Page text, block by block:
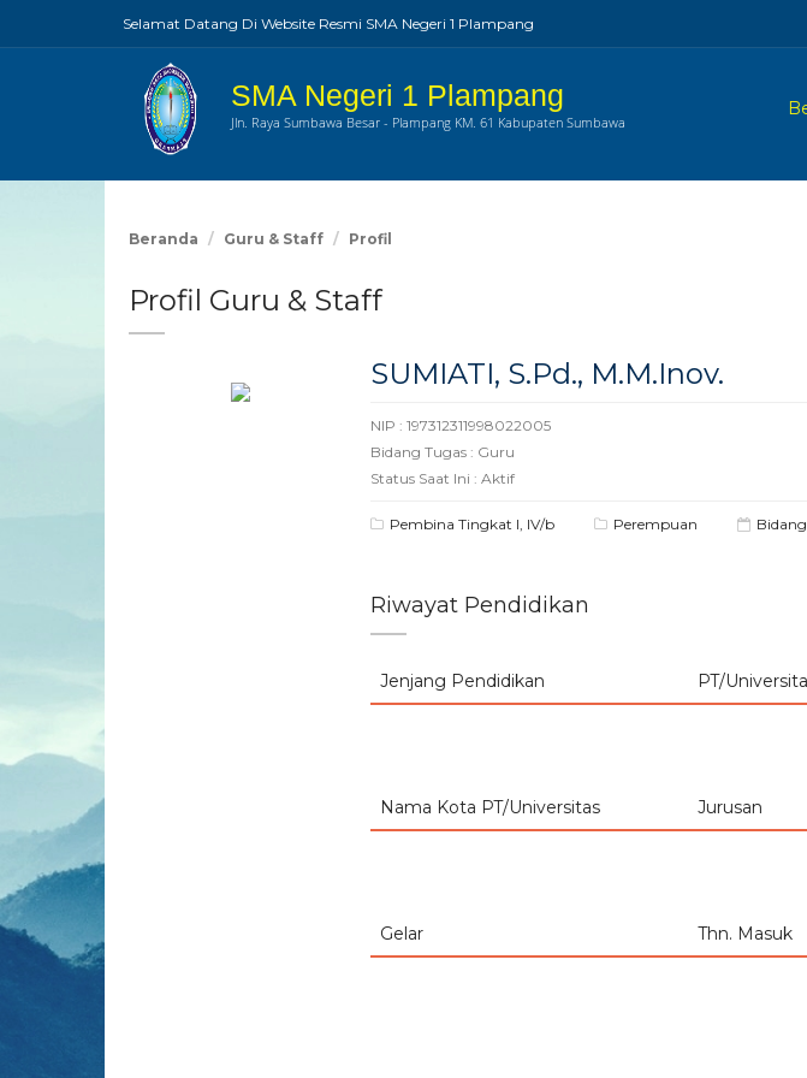
Selamat Datang Di Website Resmi SMA Negeri 1 Plampang
SMA Negeri 1 Plampang
Jln. Raya Sumbawa Besar - Plampang KM. 61 Kabupaten Sumbawa
Beranda Guru & Staff Profil
Profil Guru & Staff
SUMIATI, S.Pd., M.M.Inov.
NIP : 197312311998022005
Bidang Tugas : Guru
Status Saat Ini : Aktif
Pembina Tingkat I, IV/b Perempuan
Riwayat Pendidikan
Jenjang Pendidikan PT/
Nama Kota PT/Universitas Jurusan
Gelar Thn. Masuk